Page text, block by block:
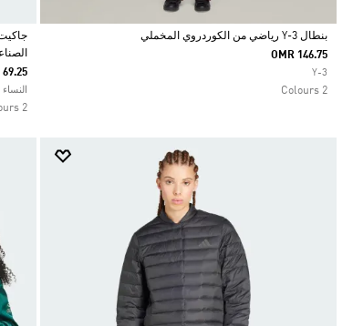
Selected
بنطال Y-3 رياضي من الكوردروي المخملي
OMR 146.75
Y-3
2 Colours
69.25
النساء Sportswear
2 Colours